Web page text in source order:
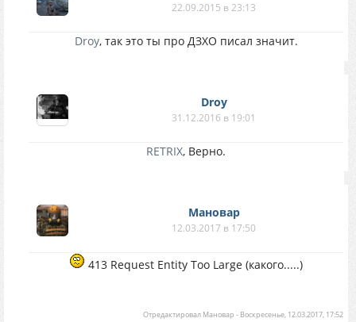
22.09.2015 в 23:13
Droy, так это ты про ДЗХО писал значит.
Droy
31.12.2016 в 19:01
RETRIX, Верно.
Мановар
12.03.2017 в 17:50
413 Request Entity Too Large (какого.....)
Отредактировал Мановар - Воскресенье, 12.03.2017, 17:52